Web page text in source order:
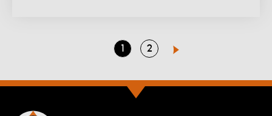
Next
Go
to
1
Go
to
2